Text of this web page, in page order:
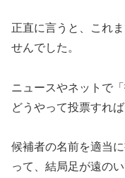
正直に言うと、これ
せんでした。
ニュースやネットで
どうやって投票すれば
候補者の名前を適当
って、結局足が遠のい